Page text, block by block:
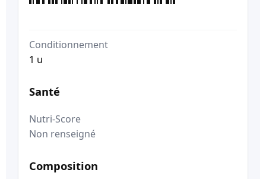
Conditionnement
1 u
Santé
Nutri-Score
Non renseigné
Composition